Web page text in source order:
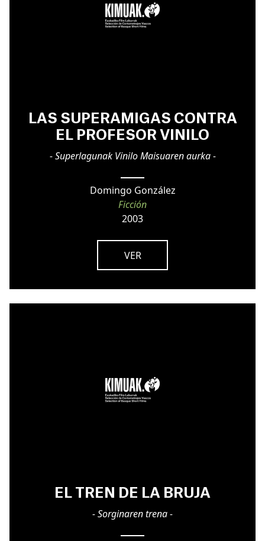
LAS SUPERAMIGAS CONTRA
EL PROFESOR VINILO
- Superlagunak Vinilo Maisuaren aurka -
Domingo González
Ficción
2003
VER
EL TREN DE LA BRUJA
- Sorginaren trena -